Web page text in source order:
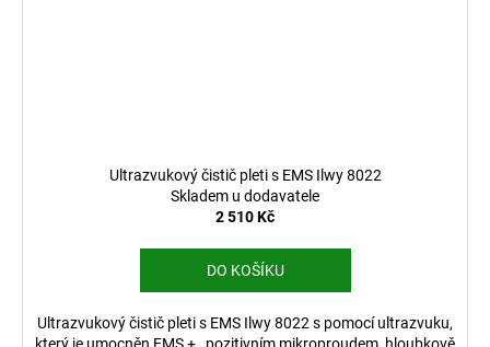
Ultrazvukový čistič pleti s EMS Ilwy 8022
Skladem u dodavatele
2 510 Kč
DO KOŠÍKU
Ultrazvukový čistič pleti s EMS Ilwy 8022 s pomocí ultrazvuku,